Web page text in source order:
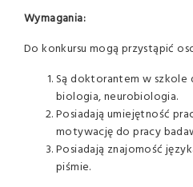
Wymagania:
Do konkursu mogą przystąpić
Są doktorantem w
biologia, neurobiologia.
Posiadają umiejętność
motywację do pracy
Posiadają znajomość
piśmie.